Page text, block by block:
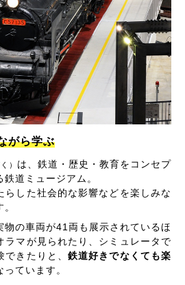
がら学ぶ
） は、鉄道・歴史・教育をコンセプ
道ミュージアム。
らした社会的な影響などを楽しみな
物の車両が41両も展示されているほ
ラマが見られたり、シミュレータで
きたりと、 鉄道好きでなくても楽
っています。